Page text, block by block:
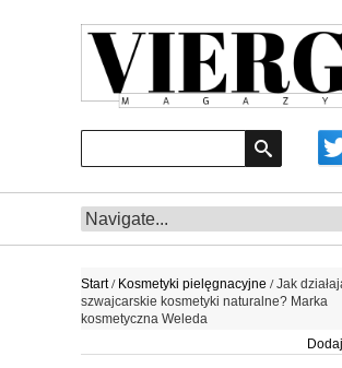
Start/ Kosmetyki pielęgnacyjne /Jak
szwajcarskie kosmetyki naturalne? Marka
kosmetyczna Weleda